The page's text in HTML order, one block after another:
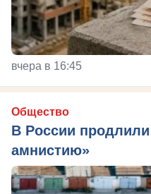
вчера в 16:45
Общество
В России
амнистию»